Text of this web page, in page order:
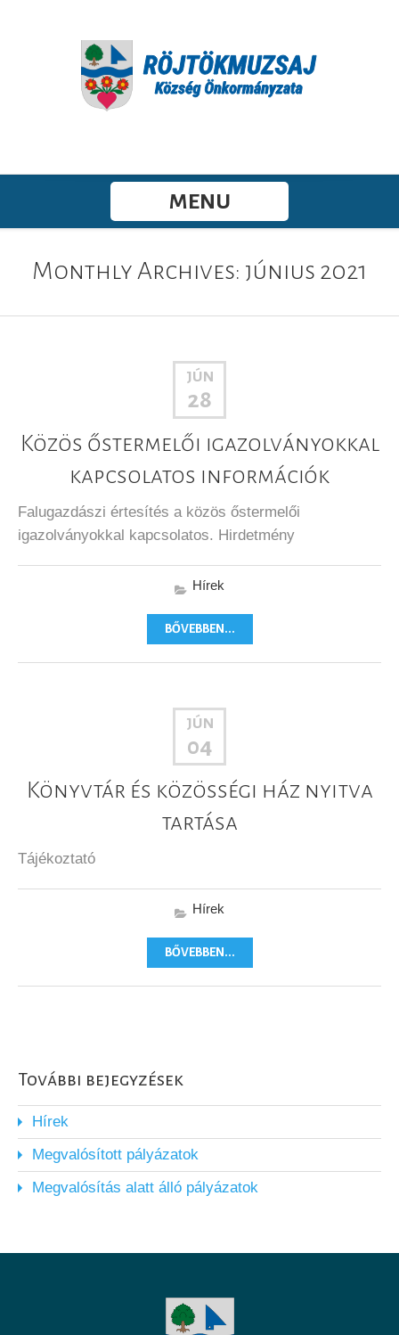
MENU
Monthly Archives: június 2021
JÚN
28
Közös őstermelői igazolványokkal
kapcsolatos információk
Falugazdászi értesítés a közös őstermelői
igazolványokkal kapcsolatos. Hirdetmény
Hírek
BŐVEBBEN...
JÚN
04
Könyvtár és közösségi ház nyitva
tartása
Tájékoztató
Hírek
BŐVEBBEN...
További bejegyzések
Hírek
Megvalósított pályázatok
Megvalósítás alatt álló pályázatok